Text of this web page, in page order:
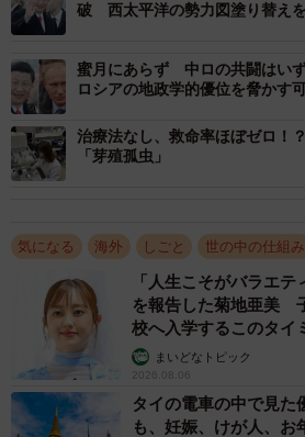
「モンロー主義」の復活が根底
そして、これらの根底に流れてい
された「モンロー主義」の復活であ
庭」とも称されるラテンアメリカに
国、イラン、キューバといった対抗
がかりに浸食してくる事態を、自国
への移行を強行することは、形骸化
謳いつつも、本質的には冷戦期を彷
編を意味している。
今回の軍事介入は、対話や経済制
手段が限界に達したことを示し、米
「厄介事」を軍事力という直接的な
破 西太平洋の勢力図塗り替え
蜜月にあらず 中ロの共闘はい
ロシアの地政学的優位を脅かす
治療法なし、救命率ほぼゼロ！
「芽殖孤虫」
気になる 海外 しごと 世の中の仕組み
「人生こそがバラエ
を報告した菊地亜美
校へ入学するこのタイ
まいどなトピック
2026.08.06
タイの電車の中で見
も、妊娠、けが人、